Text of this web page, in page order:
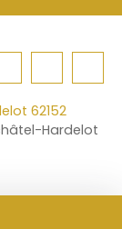
62152
Hardelot